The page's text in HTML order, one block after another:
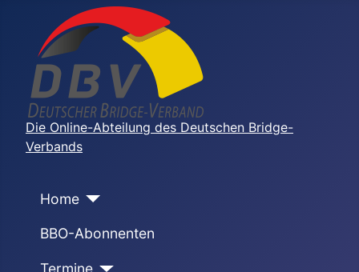
Die Online-Abteilung des Deutschen Bridge-
Verbands
Home
BBO-Abonnenten
Termine